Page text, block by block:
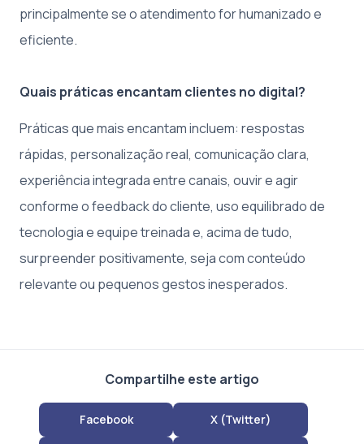
principalmente se o atendimento for humanizado e
eficiente.
Quais práticas encantam clientes no digital?
Práticas que mais encantam incluem: respostas
rápidas, personalização real, comunicação clara,
experiência integrada entre canais, ouvir e agir
conforme o feedback do cliente, uso equilibrado de
tecnologia e equipe treinada e, acima de tudo,
surpreender positivamente, seja com conteúdo
relevante ou pequenos gestos inesperados.
Compartilhe este artigo
Facebook X (Twitter)